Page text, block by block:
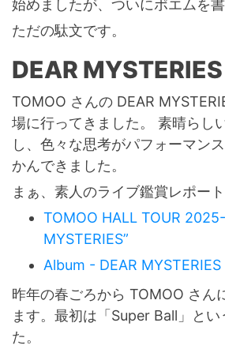
始めましたが、ついにポエムを書
ただの駄文です。
DEAR MYSTERIES
TOMOO さんの DEAR
場に行ってきました。 素晴らし
し、色々な思考がパフォーマン
かんできました。
まぁ、素人のライブ鑑賞レポート
TOMOO HALL TOUR
MYSTERIES”
Album - DEAR MYSTERIES
昨年の春ごろから TOMOO さん
ます。最初は「Super Ball」とい
た。